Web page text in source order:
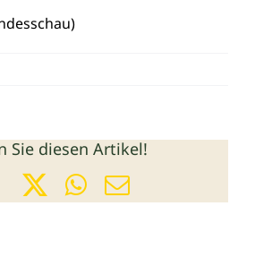
)
Sie diesen Artikel!
FacebookWhatsApp
E-
Mail